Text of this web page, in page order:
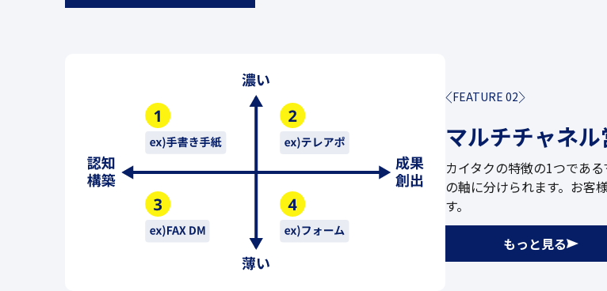
FEATURE 02
マルチチャネ
カイタクの特徴の1つであ
の軸に分けられます。お客
す。
もっと見る